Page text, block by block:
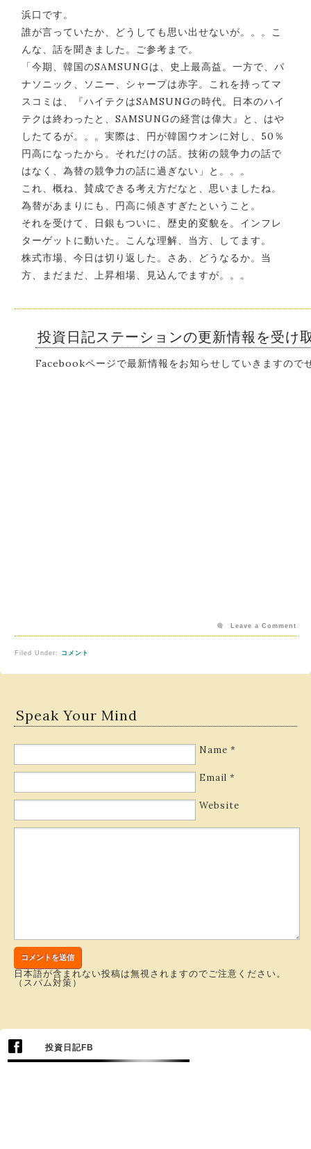
浜口です。
誰が言っていたか、どうしても思い出せないが。。。こ
んな、話を聞きました。ご参考まで。
「今期、韓国のSAMSUNGは、史上最高益。一方で、パ
ナソニック、ソニー、シャープは赤字。これを持ってマ
スコミは、『ハイテクはSAMSUNGの時代。日本のハイ
テクは終わったと、SAMSUNGの経営は偉大』と、はや
したてるが。。。実際は、円が韓国ウオンに対し、50％
円高になったから。それだけの話。技術の競争力の話で
はなく、為替の競争力の話に過ぎない」と。。。
これ、概ね、賛成できる考え方だなと、思いましたね。
為替があまりにも、円高に傾きすぎたということ。
それを受けて、日銀もついに、歴史的変貌を。インフレ
ターゲットに動いた。こんな理解、当方、してます。
株式市場、今日は切り返した。さあ、どうなるか。当
方、まだまだ、上昇相場、見込んでますが。。。
投資日記ステーションの更新情報を受け
Facebookページで最新情報をお知らせしていきますので
Filed Under: コメント
Leave a Comment
Speak Your Mind
Name *
Email *
Website
日本語が含まれない投稿は無視されますのでご注意ください。
（スパム対策）
投資日記FB